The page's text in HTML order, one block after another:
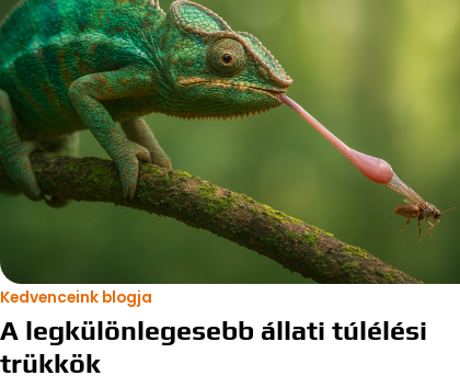
Kedvenceink blogja
A legkülönlegesebb állati túlélési
trükkök